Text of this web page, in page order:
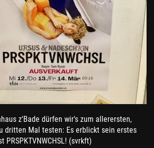
z'Bade dürfen wir's zum allerersten,
dritten Mal testen: Es erblickt sein erstes
PRSPKTVNWCHSL! (svrkft)